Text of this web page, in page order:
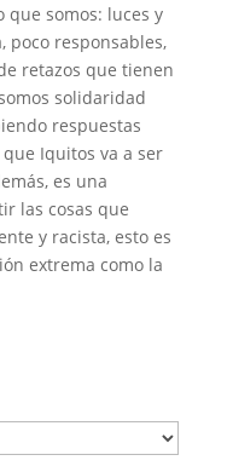
que somos: luces y
poco responsables,
retazos que tienen
solidaridad
respuestas
Iquitos va a ser
es una
las cosas que
y racista, esto es
extrema como la